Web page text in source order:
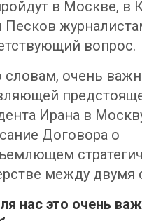
в Москве, в
Песков
вопрос.
словам, очень
Ирана в
Договора о
между двумя
нас это очень